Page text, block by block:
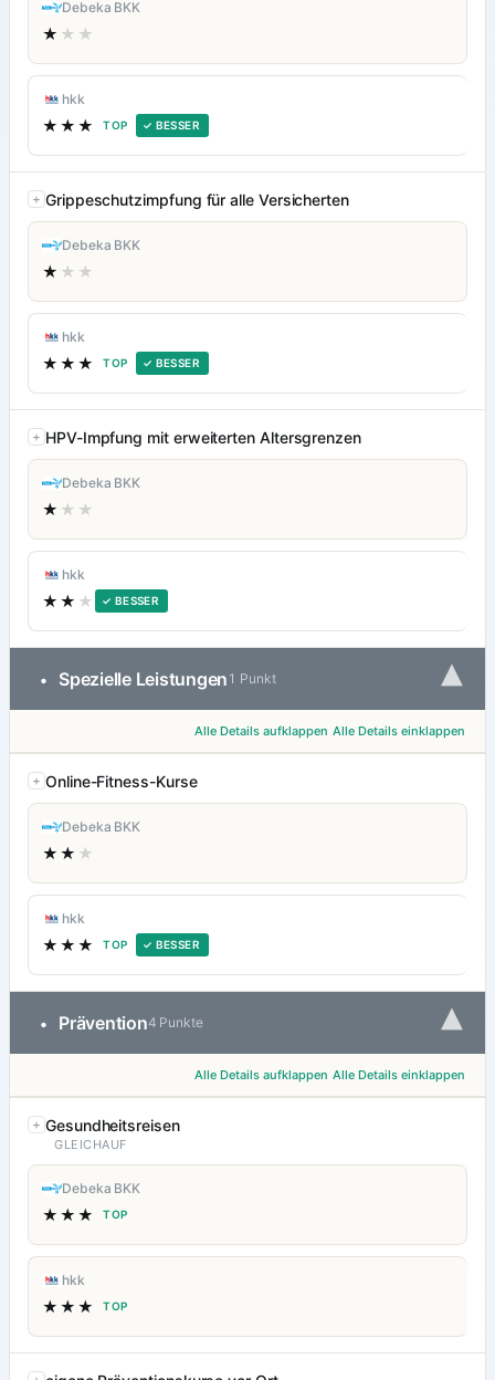
Debeka BKK
★ ★★
hkk
★★★ TOP ✓ BESSER
Grippeschutzimpfung für alle Versicherten
Debeka BKK
★ ★★
hkk
★★★ TOP ✓ BESSER
HPV-Impfung mit erweiterten Altersgrenzen
Debeka BKK
★ ★★
hkk
★★ ★ ✓ BESSER
• Spezielle Leistungen 1 Punkt ▾
Alle Details aufklappen Alle Details einklappen
Online-Fitness-Kurse
Debeka BKK
★★ ★
hkk
★★★ TOP ✓ BESSER
• Prävention4 Punkte ▾
Alle Details aufklappen Alle Details einklappen
Gesundheitsreisen
GLEICHAUF
Debeka BKK
★★★ TOP
hkk
★★★ TOP